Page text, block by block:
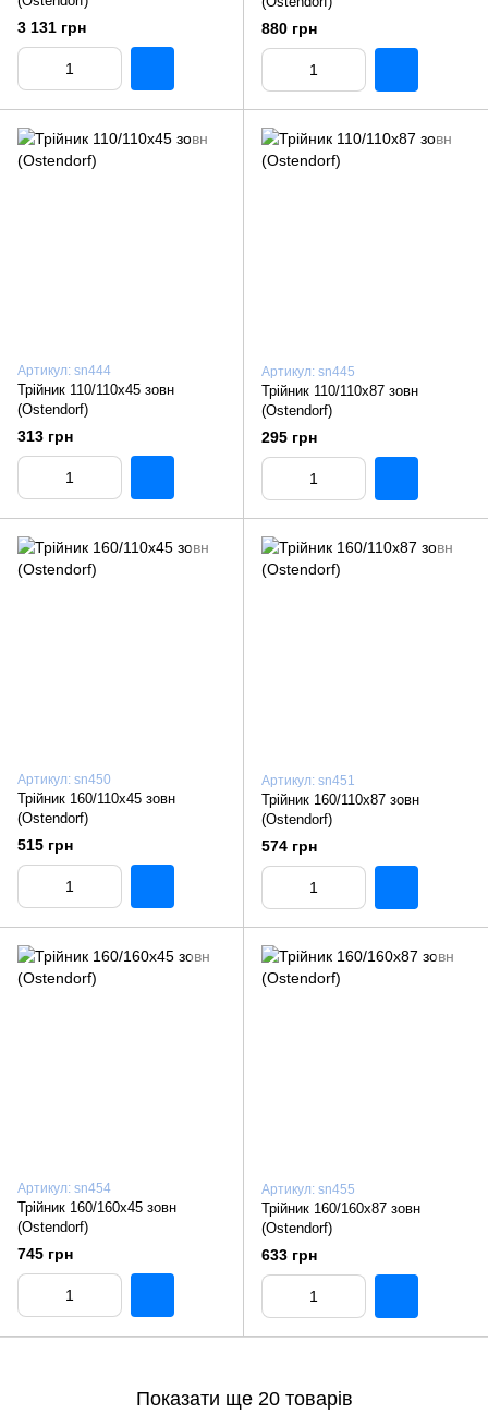
3 131 грн 880 грн
Артикул: sn444
Трiйник 110/110х45 зовн
(Ostendorf)
313 грн
Артикул: sn445
Трiйник 110/110х87 зовн
(Ostendorf)
295 грн
Артикул: sn450
Трiйник 160/110х45 зовн
(Ostendorf)
515 грн
Артикул: sn451
Трiйник 160/110х87 зовн
(Ostendorf)
574 грн
Артикул: sn454
Трiйник 160/160х45 зовн
(Ostendorf)
745 грн
Артикул: sn455
Трiйник 160/160х87 зовн
(Ostendorf)
633 грн
Показати ще 20 товарів